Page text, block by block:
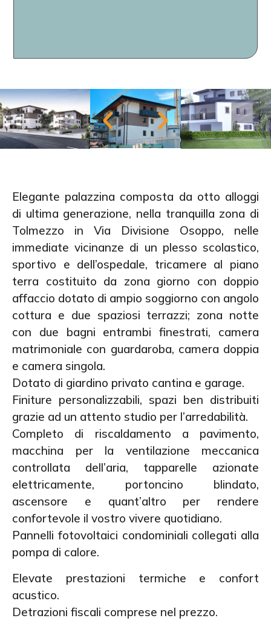
Elegante palazzina composta da otto alloggi
di ultima generazione, nella tranquilla zona di
Tolmezzo in Via Divisione Osoppo, nelle
immediate vicinanze di un plesso scolastico,
sportivo e dell’ospedale, tricamere al piano
terra costituito da zona giorno con doppio
affaccio dotato di ampio soggiorno con angolo
cottura e due spaziosi terrazzi; zona notte
con due bagni entrambi finestrati, camera
matrimoniale con guardaroba, camera doppia
e camera singola.
Dotato di giardino privato cantina e garage.
Finiture personalizzabili, spazi ben distribuiti
grazie ad un attento studio per l’arredabilità.
Completo di riscaldamento a pavimento,
macchina per la ventilazione meccanica
controllata dell’aria, tapparelle azionate
elettricamente, portoncino blindato,
ascensore e quant’altro per rendere
confortevole il vostro vivere quotidiano.
Pannelli fotovoltaici condominiali collegati alla
pompa di calore.
Elevate prestazioni termiche e confort
acustico.
Detrazioni fiscali comprese nel prezzo.